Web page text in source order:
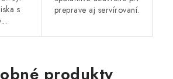
s
preprave aj servírovaní.
produkty